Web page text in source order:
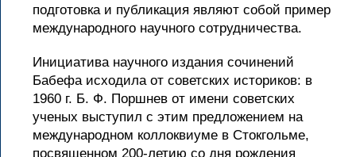
подготовка и публикация являют собой пример
международного научного сотрудничества.
Инициатива научного издания сочинений
Бабефа исходила от советских историков: в
1960 г. Б. Ф. Поршнев от имени советских
ученых выступил с этим предложением на
международном коллоквиуме в Стокгольме,
посвященном 200-летию со дня рождения